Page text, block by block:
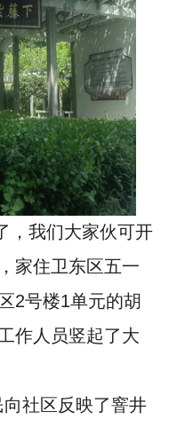
，我们大家伙可开
家住卫东区五一
2号楼1单元的胡
作人员竖起了大
社区反映了窨井